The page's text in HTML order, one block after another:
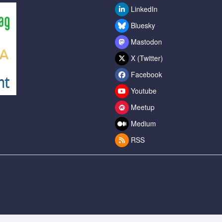
LinkedIn
Bluesky
Mastodon
X (Twitter)
Facebook
Youtube
Meetup
Medium
RSS